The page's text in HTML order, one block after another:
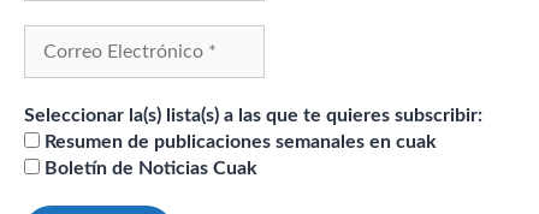
Seleccionar la(s) lista(s) a las que te quieres subscribir:
Resumen de publicaciones semanales en cuak
Boletín de Noticias Cuak